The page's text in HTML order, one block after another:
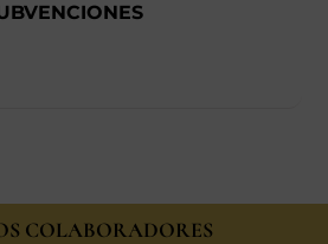
COLABORADORES